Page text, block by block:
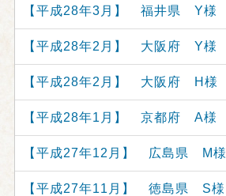
【平成28年3月】 福井県 Y様
【平成28年2月】 大阪府 Y様
【平成28年2月】 大阪府 H様
【平成28年1月】 京都府 A様
【平成27年12月】 広島県 M様
【平成27年11月】 徳島県 S様